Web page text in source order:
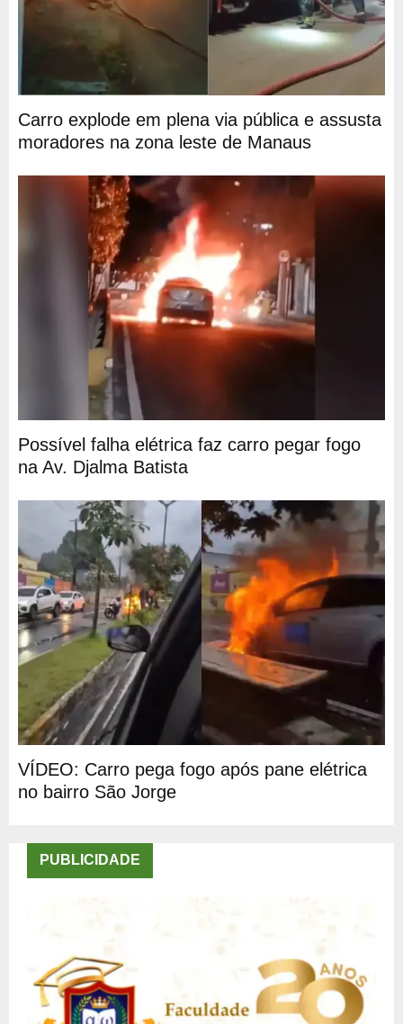
Carro explode em plena via pública e assusta
moradores na zona leste de Manaus
Possível falha elétrica faz carro pegar fogo
na Av. Djalma Batista
VÍDEO: Carro pega fogo após pane elétrica
no bairro São Jorge
PUBLICIDADE